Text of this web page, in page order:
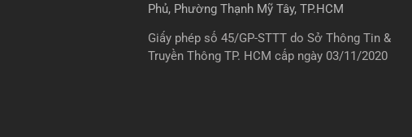
Phủ, Phường Thạnh Mỹ Tây, TP.HCM
Giấy phép số 45/GP-STTT do Sở Thông Tin &
Truyền Thông TP. HCM cấp ngày 03/11/2020